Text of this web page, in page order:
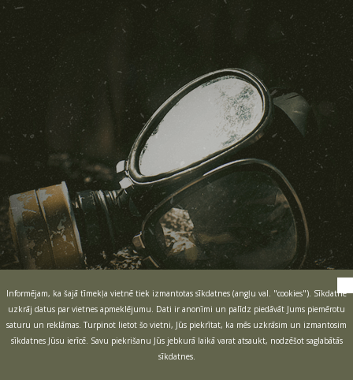
Informējam, ka šajā tīmekļa vietnē tiek izmantotas sīkdatnes (angļu val. "cookies"). Sīkdatne
uzkrāj datus par vietnes apmeklējumu. Dati ir anonīmi un palīdz piedāvāt Jums piemērotu
saturu un reklāmas. Turpinot lietot šo vietni, Jūs piekrītat, ka mēs uzkrāsim un izmantosim
sīkdatnes Jūsu ierīcē. Savu piekrišanu Jūs jebkurā laikā varat atsaukt, nodzēšot saglabātās
sīkdatnes.